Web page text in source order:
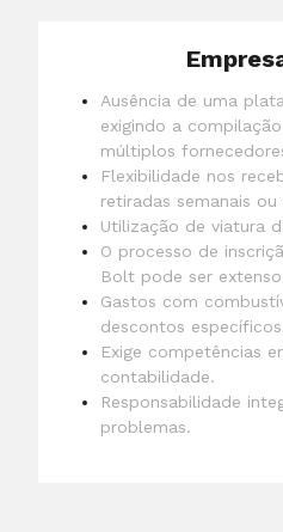
Ausência de uma
exigindo a
múltiplos
Flexibilidade nos
retiradas semanais
Utilização de viatura
O processo de
Bolt pode ser
Gastos com
descontos
Exige competências
contabilidade.
Responsabilidade
problemas.